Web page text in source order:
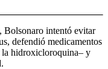
Bolsonaro intentó evitar
defendió medicamentos
la hidroxicloroquina– y